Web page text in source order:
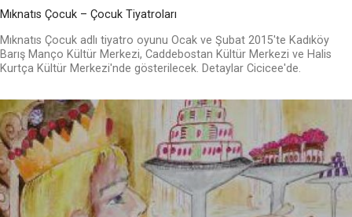
Mıknatıs Çocuk – Çocuk Tiyatroları
Mıknatıs Çocuk adlı tiyatro oyunu Ocak ve Şubat 2015'te Kadıköy
Barış Manço Kültür Merkezi, Caddebostan Kültür Merkezi ve Halis
Kurtça Kültür Merkezi'nde gösterilecek. Detaylar Cicicee'de.